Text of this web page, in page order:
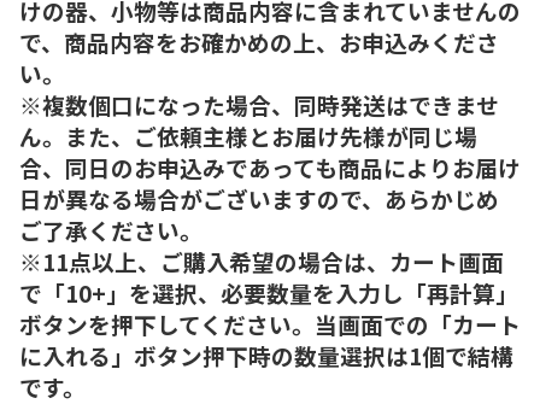
けの器、小物等は商品内容に含まれていませんの
で、商品内容をお確かめの上、お申込みくださ
い。
※複数個口になった場合、同時発送はできませ
ん。また、ご依頼主様とお届け先様が同じ場
合、同日のお申込みであっても商品によりお届け
日が異なる場合がございますので、あらかじめ
ご了承ください。
※11点以上、ご購入希望の場合は、カート画面
で「10+」を選択、必要数量を入力し「再計算」
ボタンを押下してください。当画面での「カート
に入れる」ボタン押下時の数量選択は1個で結構
です。